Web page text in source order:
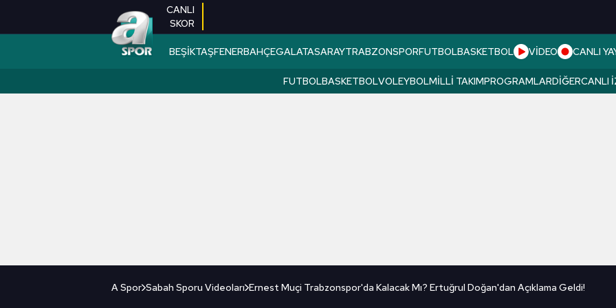
CANLI
SKOR
BEŞİKTAŞFENERBAHÇEGALATASARAYTRABZONSPORFUTBOLBASKETBOL VİDEO CANLI
FUTBOLBASKETBOLVOLEYBOLMILLI TAKIMPROGRAMLARDIĞERCANLI
A Spor Sabah Sporu Videoları Ernest Muçi Trabzonspor'da Kalacak Mı? Ertuğrul Doğan'dan Açıklama Geldi!